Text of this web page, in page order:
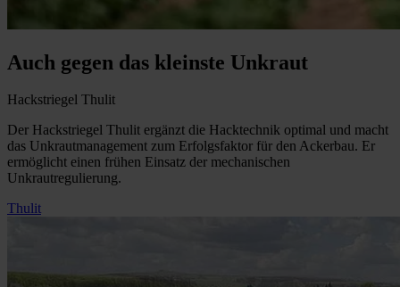
Auch gegen das kleinste Unkraut
Hackstriegel Thulit
Der Hackstriegel Thulit ergänzt die Hacktechnik optimal und macht
das Unkrautmanagement zum Erfolgsfaktor für den Ackerbau. Er
ermöglicht einen frühen Einsatz der mechanischen
Unkrautregulierung.
Thulit